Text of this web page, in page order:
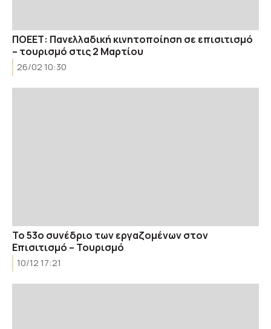
ΠΟΕΕΤ: Πανελλαδική κινητοποίηση σε επισιτισμό
– τουρισμό στις 2 Μαρτίου
26/02 10:30
Το 53ο συνέδριο των εργαζομένων στον
Επισιτισμό – Τουρισμό
10/12 17:21